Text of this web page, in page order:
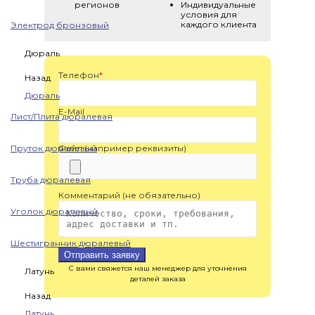
Электрод бронзовый
Дюраль
Назад
Дюраль
Лист/Плита дюралевая
Пруток дюралевый
Труба дюралевая
Уголок дюралевый
Шестигранник дюралевый
Латунь
Назад
регионов
Индивидуальные
условия для
каждого клиента
Телефон*
E-Mail
Файл (например реквизиты)
Комментарий (не обязательно)
Отправить заявку
С вами свяжется наш менеджер для уточнения
деталей заказа